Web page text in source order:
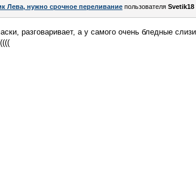
Лева, нужно срочное переливание пользователя Svetik18
разговаривает, а у самого очень бледные